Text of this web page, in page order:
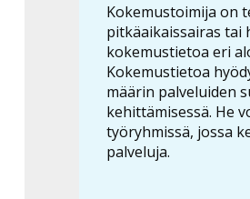
Kokemustoimija on
pitkäaikaissairas tai
kokemustietoa eri
Kokemustietoa
määrin palveluiden
kehittämisessä. He
työryhmissä, jossa
palveluja.